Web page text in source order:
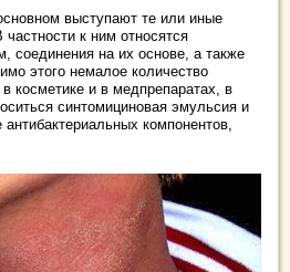
выступают те или иные
к ним относятся
соединения на их основе, а также
этого немалое количество
косметике и в медпрепаратах, в
синтомициновая эмульсия и
компонентов,